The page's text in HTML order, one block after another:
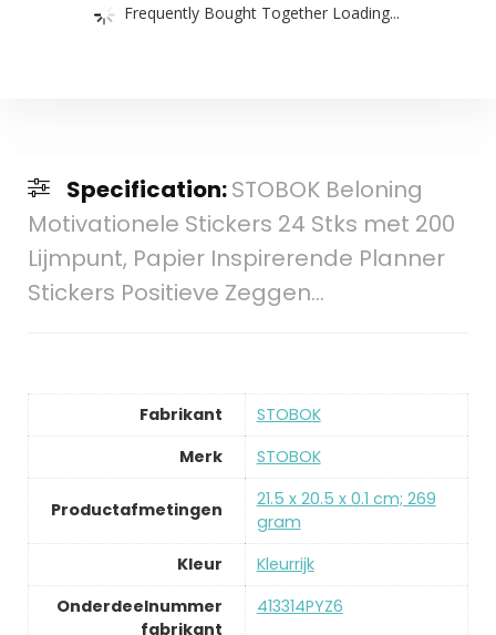
Frequently Bought Together Loading...
Specification:STOBOK Beloning
Motivationele Stickers 24 Stks met 200
Lijmpunt, Papier Inspirerende Planner
Stickers Positieve Zeggen…
Fabrikant
‎STOBOK
Merk
‎STOBOK
Productafmetingen
‎21.5 x 20.5 x 0.1 cm; 269
gram
Kleur
‎Kleurrijk
Onderdeelnummer
fabrikant
‎413314PYZ6